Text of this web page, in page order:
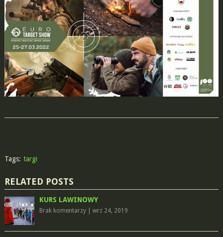
Tags: targi
RELATED POSTS
KURS LAWINOWY
Brak komentarzy| wrz 24, 2019